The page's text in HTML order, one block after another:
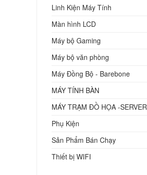
Linh Kiện Máy Tính
Màn hình LCD
Máy bộ Gaming
Máy bộ văn phòng
Máy Đồng Bộ - Barebone
MÁY TÍNH BÀN
MÁY TRẠM ĐỒ HỌA -SERVER
Phụ Kiện
Sản Phẩm Bán Chạy
Thiết bị WIFI